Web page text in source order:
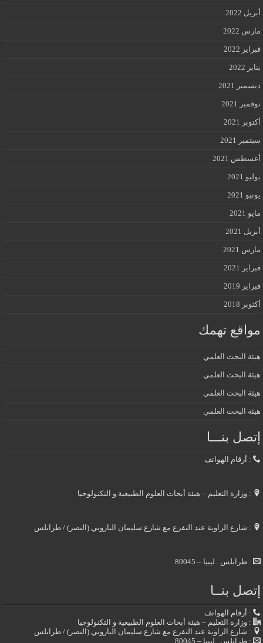
أبريل 2022
مارس 2022
فبراير 2022
يناير 2022
ديسمبر 2021
نوفمبر 2021
أكتوبر 2021
سبتمبر 2021
أغسطس 2021
يوليو 2021
يونيو 2021
مايو 2021
أبريل 2021
مارس 2021
فبراير 2021
فبراير 2019
أكتوبر 2018
مواقع تهمك
هيئة البحث العلمي
هيئة البحث العلمي
هيئة البحث العلمي
هيئة البحث العلمي
إتصل بنـــا
: أرقام الهواتف
: وزارة التعليم – هيئة أبحاث العلوم الطبيعية و التكنولوجيا
: شارع الزاوية عند التفرع مع شارع سليمان الباروني (النصر) / طرابلس
: طرابلس . ليبيا – 80045
إتصل بنــا
: أرقام الهواتف
: وزارة التعليم – هيئة أبحاث العلوم الطبيعية و التكنولوجيا
: شارع الزاوية عند التفرع مع شارع سليمان الباروني (النصر) / طرابلس
: طرابلس . ليبيا – 80045